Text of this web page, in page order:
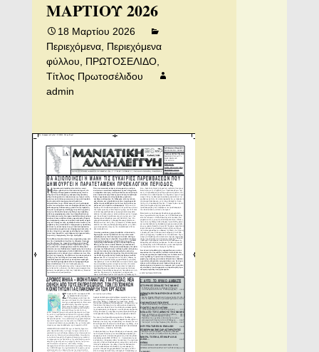
ΜΑΡΤΙΟΥ 2026
18 Μαρτίου 2026
Περιεχόμενα, Περιεχόμενα
φύλλου
ΠΡΩΤΟΣΕΛΙΔΟ,
Τίτλος Πρωτοσέλιδου
admin